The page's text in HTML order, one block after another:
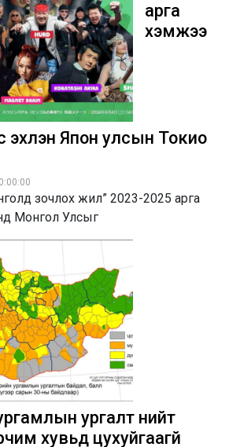
арга
хэмжээ
эхлэн Япон улсын Токио
зочлох жил” 2023-2025 арга
Монгол Улсыг
ургалт нийт
хувьд цухуйгаагүй